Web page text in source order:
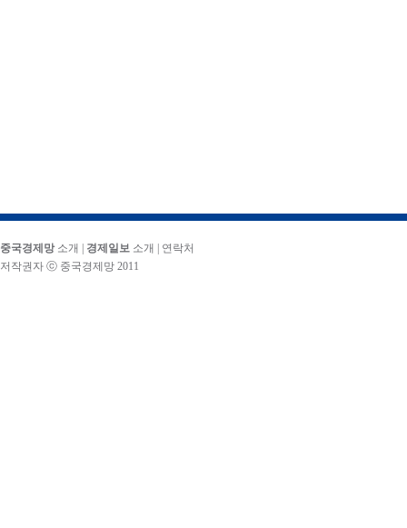
중국경제망 소개 경제일보 소개
연락처
저작권자 ⓒ 중국경제망 2011